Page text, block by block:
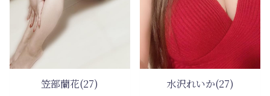
笠部蘭花(27)
水沢れいか(27)